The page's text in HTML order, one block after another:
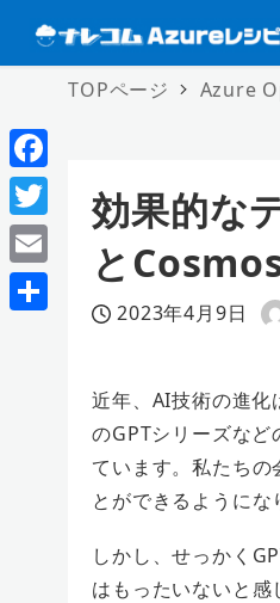
TOPページ Azure
効果的な
と
投稿日
2023年4月9日
著
近年、AI技術の進
のGPTシリーズな
ています。私たち
とができるようにな
しかし、せっかく
はもったいないと
F
a
c
e
T
w
i
E